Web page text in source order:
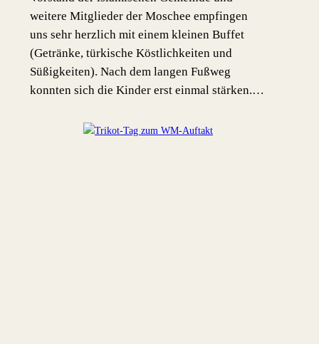
weitere Mitglieder der Moschee empfingen
uns sehr herzlich mit einem kleinen Buffet
(Getränke, türkische Köstlichkeiten und
Süßigkeiten). Nach dem langen Fußweg
konnten sich die Kinder erst einmal stärken.…